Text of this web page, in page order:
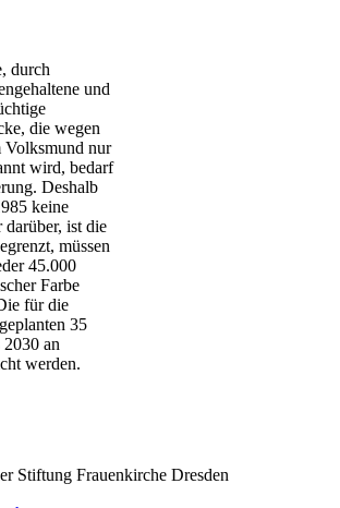
durch
und
die wegen
Volksmund nur
wird, bedarf
Deshalb
keine
darüber, ist die
müssen
45.000
Farbe
für die
35
an
werden.
Stiftung Frauenkirche Dresden